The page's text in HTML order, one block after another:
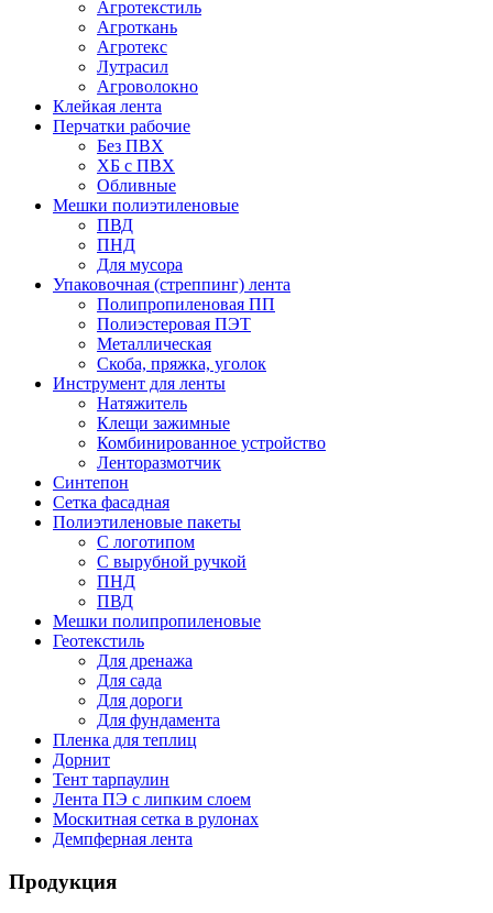
Агротекстиль
Агроткань
Агротекс
Лутрасил
Агроволокно
Клейкая лента
Перчатки рабочие
Без ПВХ
ХБ с ПВХ
Обливные
Мешки полиэтиленовые
ПВД
ПНД
Для мусора
Упаковочная (стреппинг) лента
Полипропиленовая ПП
Полиэстеровая ПЭТ
Металлическая
Скоба, пряжка, уголок
Инструмент для ленты
Натяжитель
Клещи зажимные
Комбинированное устройство
Ленторазмотчик
Синтепон
Сетка фасадная
Полиэтиленовые пакеты
С логотипом
С вырубной ручкой
ПНД
ПВД
Мешки полипропиленовые
Геотекстиль
Для дренажа
Для сада
Для дороги
Для фундамента
Пленка для теплиц
Дорнит
Тент тарпаулин
Лента ПЭ с липким слоем
Москитная сетка в рулонах
Демпферная лента
Продукция